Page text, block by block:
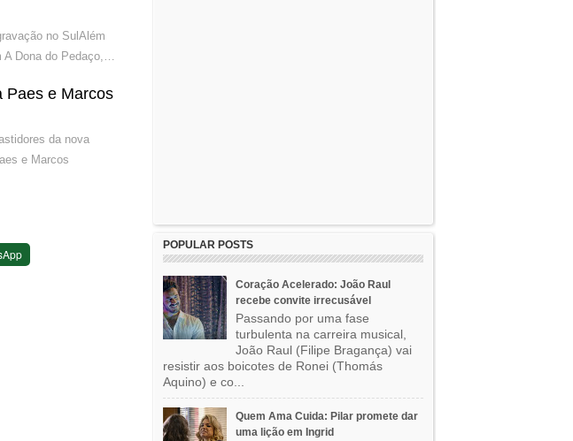
no SulAlém
A Dona do Pedaço,…
Paes e Marcos
da nova
e Marcos
POPULAR POSTS
Coração Acelerado: João Raul
recebe convite irrecusável
Passando por uma fase
turbulenta na carreira musical,
João Raul (Filipe Bragança) vai
resistir aos boicotes de Ronei (Thomás
Aquino) e co...
Quem Ama Cuida: Pilar promete dar
uma lição em Ingrid